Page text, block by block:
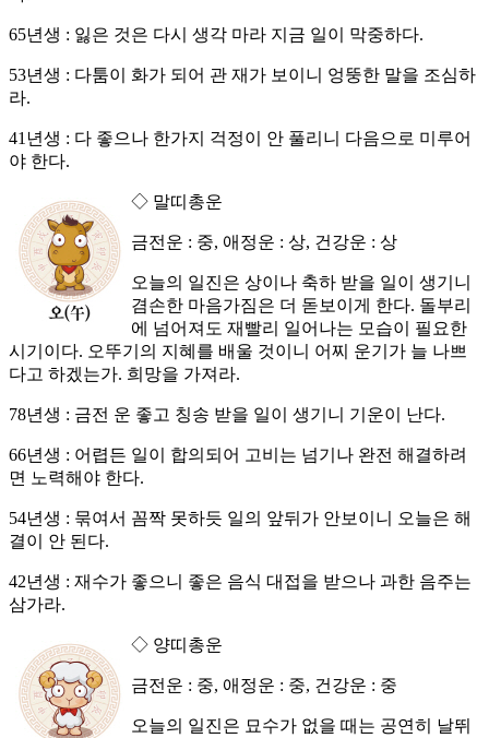
65년생 : 잃은 것은 다시 생각 마라 지금 일이 막중하다.
53년생 : 다툼이 화가 되어 관 재가 보이니 엉뚱한 말을 조심하
라.
41년생 : 다 좋으나 한가지 걱정이 안 풀리니 다음으로 미루어
야 한다.
◇ 말띠총운
금전운 : 중, 애정운 : 상, 건강운 : 상
오늘의 일진은 상이나 축하 받을 일이 생기니
겸손한 마음가짐은 더 돋보이게 한다. 돌부리
에 넘어져도 재빨리 일어나는 모습이 필요한
시기이다. 오뚜기의 지혜를 배울 것이니 어찌 운기가 늘 나쁘
다고 하겠는가. 희망을 가져라.
78년생 : 금전 운 좋고 칭송 받을 일이 생기니 기운이 난다.
66년생 : 어렵든 일이 합의되어 고비는 넘기나 완전 해결하려
면 노력해야 한다.
54년생 : 묶여서 꼼짝 못하듯 일의 앞뒤가 안보이니 오늘은 해
결이 안 된다.
42년생 : 재수가 좋으니 좋은 음식 대접을 받으나 과한 음주는
삼가라.
◇ 양띠총운
금전운 : 중, 애정운 : 중, 건강운 : 중
오늘의 일진은 묘수가 없을 때는 공연히 날뛰